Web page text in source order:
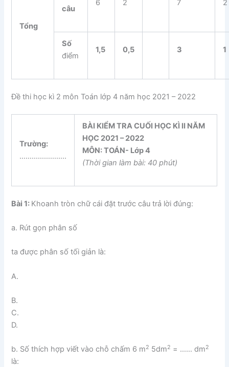
Tổng
câu
6 2 7 2
Số
điểm
1,5 0,5 3 1
Đề thi học kì 2 môn Toán lớp 4 năm học 2021 – 2022
Trường:
…………………..
BÀI KIỂM TRA CUỐI HỌC KÌ II NĂM
HỌC 2021 – 2022
MÔN: TOÁN- Lớp 4
(Thời gian làm bài: 40 phút)
Bài 1: Khoanh tròn chữ cái đặt trước câu trả lời đúng:
a. Rút gọn phân số
ta được phân số tối giản là:
A.
B.
C.
D.
b. Số thích hợp viết vào chỗ chấm 6 m2 5dm2 = …… dm2
là: